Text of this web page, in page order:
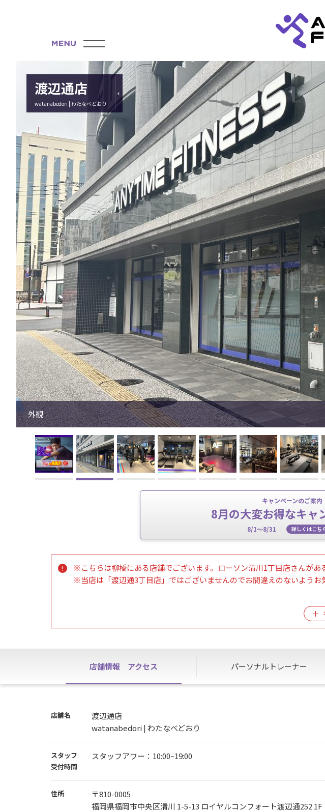
渡辺通店
watanabedori | わたなべどおり
マシンエリア
キャンペーンのご案内
8月の大変お得なキャ
8/1～8/31 詳しくはこち
※こちらは柳橋にある店舗でございます。ローソン清川1丁目店さんがあ
※当店は「渡辺通3丁目店」ではございませんのでお間違えのないようお
8月6日（木）は安全講習実施のため、11:00～12:00 の間、各種お手続き
〈スタッフアワー 10:00～19:00〉
店舗情報 アクセス パーソナル トレーナー
店舗名
渡辺通店
watanabedori | わたなべどおり
スタッフ
受付時間
スタッフアワー：10:00~19:00
住所
〒810-0005
福岡県福岡市中央区清川 1-5-13 ロイヤルコンフォート渡辺通252 1F